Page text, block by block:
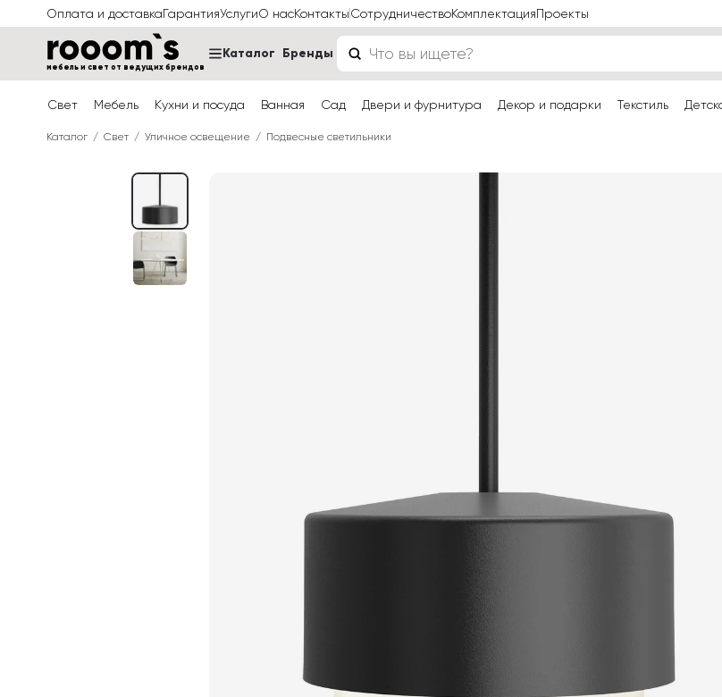
Оплата и доставкаГарантияУслугиО насКонтактыСотрудничествоКомплектацияПроекты
мебель и свет от ведущих брендов
Каталог Бренды
Свет Мебель Кухни и посуда Ванная Сад Двери и фурнитура Декор и подарки Текстиль
Каталог Свет Уличное освещение Подвесные светильники